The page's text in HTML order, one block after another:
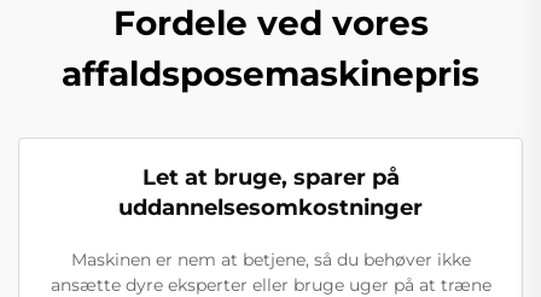
Fordele ved vores
affaldsposemaskinepris
Let at bruge, sparer på
uddannelsesomkostninger
Maskinen er nem at betjene, så du behøver ikke
ansætte dyre eksperter eller bruge uger på at træne